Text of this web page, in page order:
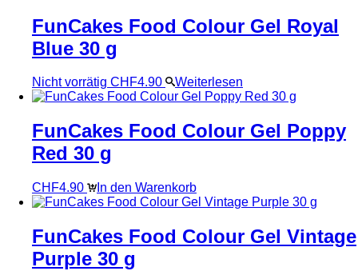
FunCakes Food Colour Gel Royal
Blue 30 g
Nicht vorrätig CHF4.90 Weiterlesen
FunCakes Food Colour Gel Poppy
Red 30 g
CHF4.90 In den Warenkorb
FunCakes Food Colour Gel Vintage
Purple 30 g